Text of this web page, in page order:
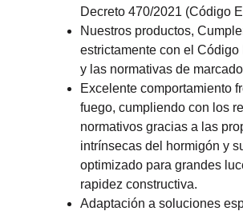
Decreto 470/2021 (Código
Nuestros productos,
estrictamente con el Código
y las normativas de
Excelente comportamiento
fuego, cumpliendo con los
normativos gracias a las
intrínsecas del hormigón y
optimizado para grandes
rapidez constructiva.
Adaptación a soluciones